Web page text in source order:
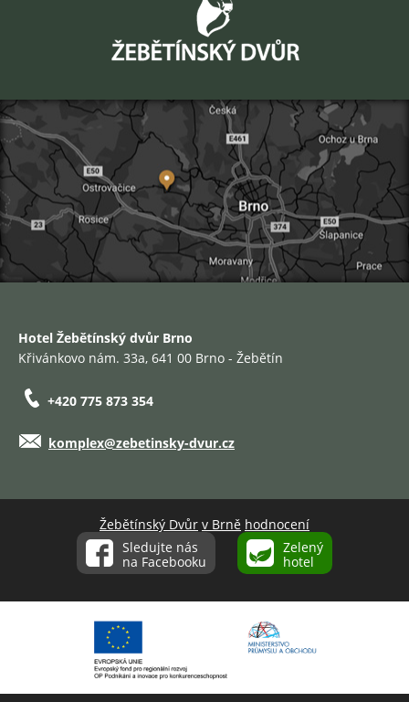
Hotel Žebětínský dvůr Brno
Křivánkovo nám. 33a, 641 00 Brno - Žebětín
+420 775 873 354
komplex@zebetinsky-dvur.cz
Žebětínský Dvůr v Brně hodnocení
Sledujte nás
na Facebooku
Zelený
hotel